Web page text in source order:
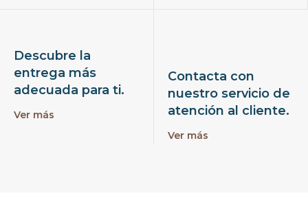
Descubre la
entrega más
adecuada para ti.
Ver más
Contacta con
nuestro servicio de
atención al cliente.
Ver más